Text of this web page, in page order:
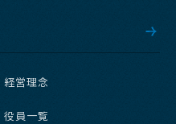
経営理念
役員一覧